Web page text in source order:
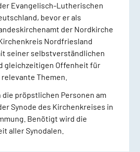
Evangelisch-Lutherischen
bevor er als
der Nordkirche
Nordfriesland
seiner selbstverständlichen
gleichzeitigen Offenheit für
Themen.
die pröpstlichen Personen am
Synode des Kirchenkreises in
Benötigt wird die
aller Synodalen.